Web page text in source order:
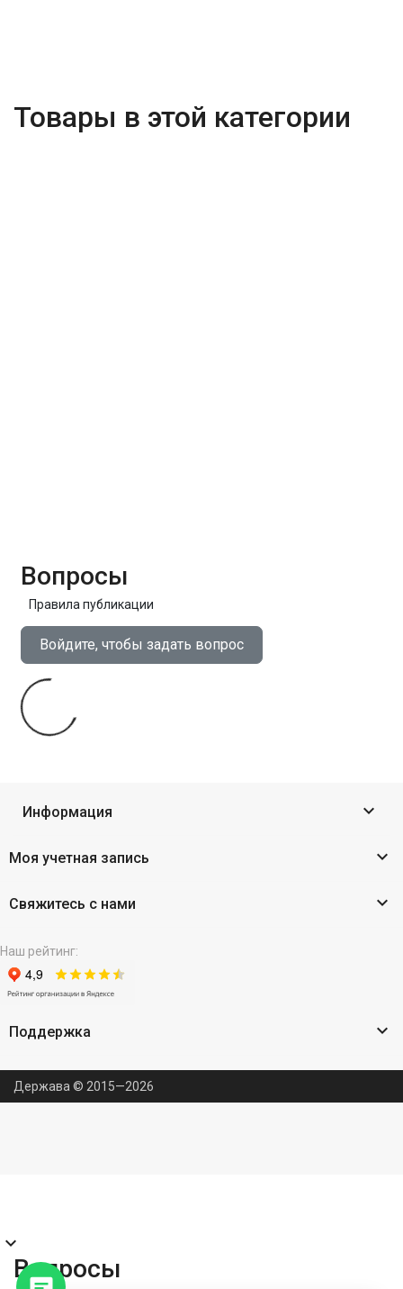
Товары в этой категории
Вопросы
Правила публикации
Войдите, чтобы задать вопрос
Информация 
Моя учетная запись 
Свяжитесь с нами 
Наш рейтинг:
Поддержка 
Держава © 2015—2026
expand_more
Вопросы